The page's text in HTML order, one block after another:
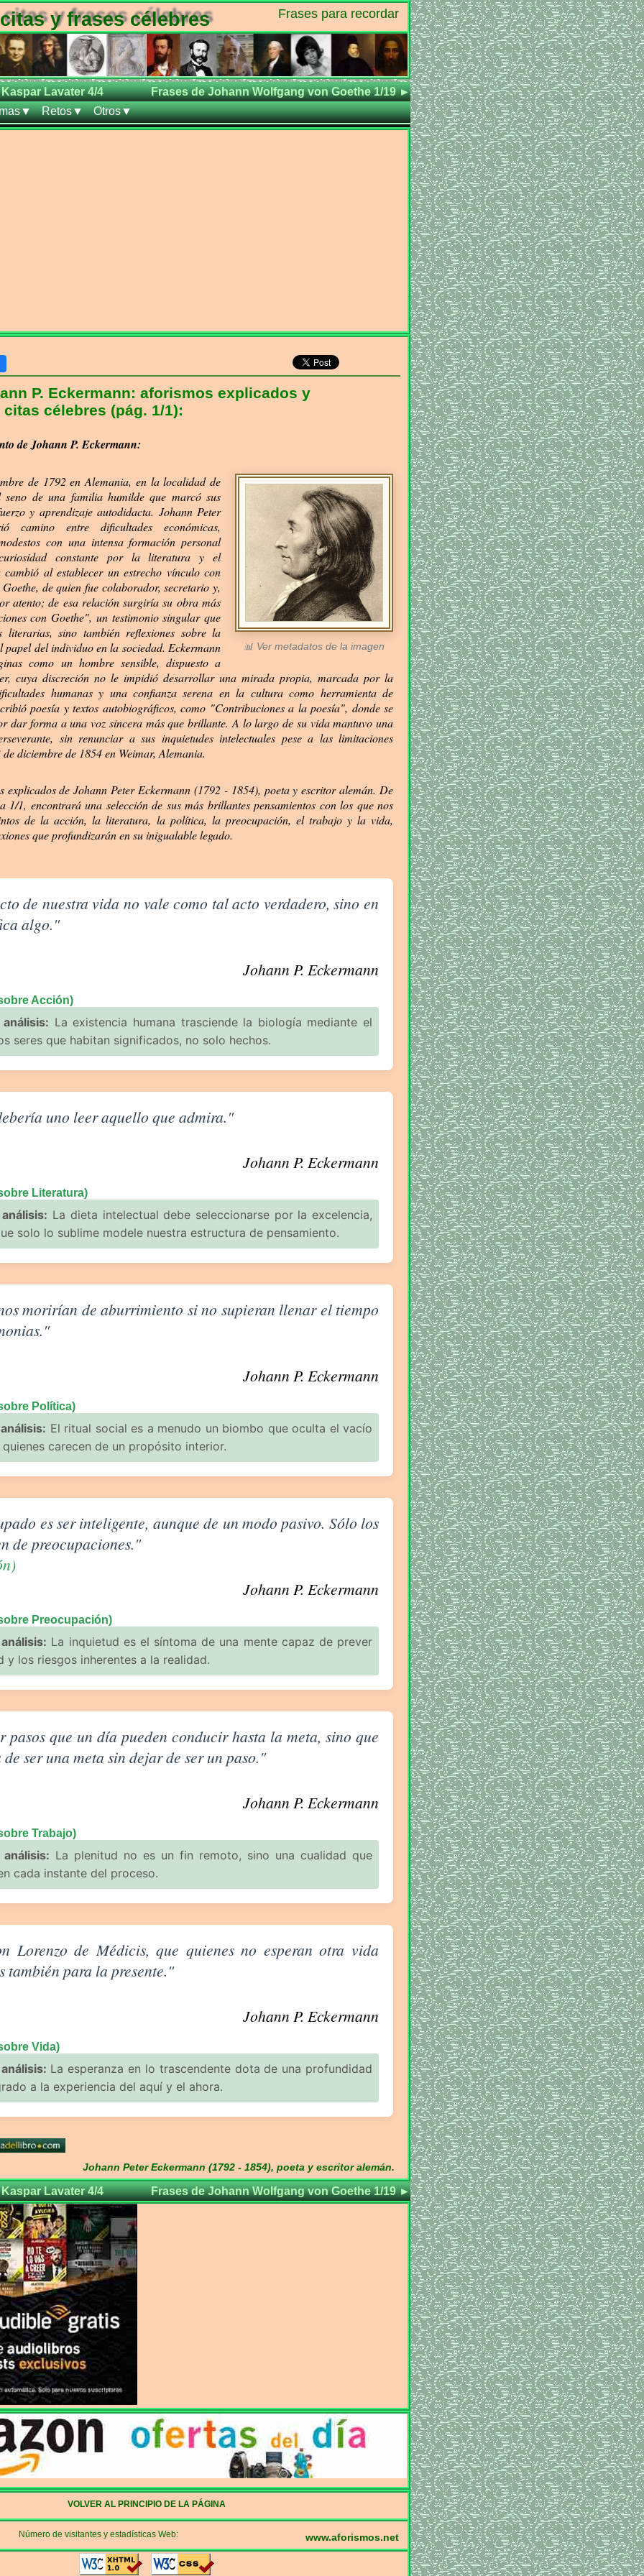
y frases célebres Frases para recordar
Lavater 4/4 Frases de Johann Wolfgang von Goethe 1/19►
Retos▼ Otros▼
P. Eckermann: aforismos explicados y
célebres (pág. 1/1):
de Johann P. Eckermann:
📊 Ver metadatos de la imagen
de 1792 en Alemania, en la localidad de
seno de una familia humilde que marcó sus
y aprendizaje autodidacta. Johann Peter
camino entre dificultades económicas,
con una intensa formación personal
constante por la literatura y el
cambió al establecer un estrecho vínculo con
de quien fue colaborador, secretario y,
atento; de esa relación surgiría su obra más
con Goethe", un testimonio singular que
literarias, sino también reflexiones sobre la
papel del individuo en la sociedad. Eckermann
como un hombre sensible, dispuesto a
cuya discreción no le impidió desarrollar una mirada propia, marcada por la
humanas y una confianza serena en la cultura como herramienta de
poesía y textos autobiográficos, como "Contribuciones a la poesía", donde se
dar forma a una voz sincera más que brillante. A lo largo de su vida mantuvo una
sin renunciar a sus inquietudes intelectuales pese a las limitaciones
diciembre de 1854 en Weimar, Alemania.
explicados de Johann Peter Eckermann (1792 - 1854), poeta y escritor alemán. De
1/1, encontrará una selección de sus más brillantes pensamientos con los que nos
de la acción, la literatura, la política, la preocupación, el trabajo y la vida,
que profundizarán en su inigualable legado.
de Johann P. Eckermann
de nuestra vida no vale como tal acto verdadero, sino en
algo."
Johann P. Eckermann
Acción)
La existencia humana trasciende la biología mediante el
seres que habitan significados, no solo hechos.
de Johann P. Eckermann
uno leer aquello que admira."
Johann P. Eckermann
Literatura)
La dieta intelectual debe seleccionarse por la excelencia,
solo lo sublime modele nuestra estructura de pensamiento.
de Johann P. Eckermann
morirían de aburrimiento si no supieran llenar el tiempo
Johann P. Eckermann
Política)
El ritual social es a menudo un biombo que oculta el vacío
carecen de un propósito interior.
de Johann P. Eckermann
es ser inteligente, aunque de un modo pasivo. Sólo los
de preocupaciones."
Johann P. Eckermann
Preocupación)
La inquietud es el síntoma de una mente capaz de prever
y los riesgos inherentes a la realidad.
de Johann P. Eckermann
pasos que un día pueden conducir hasta la meta, sino que
ser una meta sin dejar de ser un paso."
Johann P. Eckermann
Trabajo)
La plenitud no es un fin remoto, sino una cualidad que
cada instante del proceso.
de Johann P. Eckermann
Lorenzo de Médicis, que quienes no esperan otra vida
también para la presente."
Johann P. Eckermann
Vida)
La esperanza en lo trascendente dota de una profundidad
a la experiencia del aquí y el ahora.
Johann Peter Eckermann (1792 - 1854), poeta y escritor alemán.
Lavater 4/4 Frases de Johann Wolfgang von Goethe 1/19►
VOLVER AL PRINCIPIO DE LA PÁGINA
www.aforismos.net
Número de visitantes y estadísticas Web: